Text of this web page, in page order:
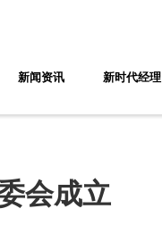
新闻资讯 新时代经理
会成立